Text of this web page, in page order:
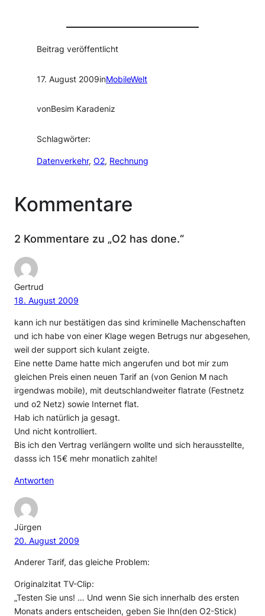
Beitrag veröffentlicht
17. August 2009inMobileWelt
vonBesim Karadeniz
Schlagwörter:
Datenverkehr, O2, Rechnung
Kommentare
2 Kommentare zu „O2 has done.“
Gertrud
18. August 2009
kann ich nur bestätigen das sind kriminelle Machenschaften
und ich habe von einer Klage wegen Betrugs nur abgesehen,
weil der support sich kulant zeigte.
Eine nette Dame hatte mich angerufen und bot mir zum
gleichen Preis einen neuen Tarif an (von Genion M nach
irgendwas mobile), mit deutschlandweiter flatrate (Festnetz
und o2 Netz) sowie Internet flat.
Hab ich natürlich ja gesagt.
Und nicht kontrolliert.
Bis ich den Vertrag verlängern wollte und sich herausstellte,
dasss ich 15€ mehr monatlich zahlte!
Antworten
Jürgen
20. August 2009
Anderer Tarif, das gleiche Problem:
Originalzitat TV-Clip:
„Testen Sie uns! … Und wenn Sie sich innerhalb des ersten
Monats anders entscheiden, geben Sie Ihn(den O2-Stick)